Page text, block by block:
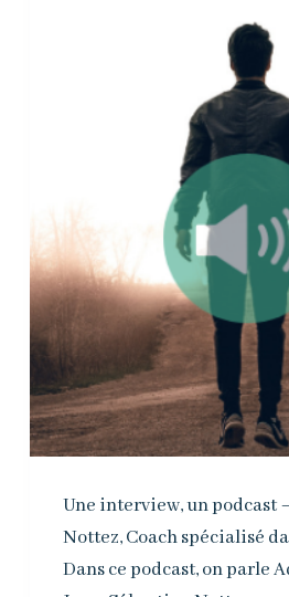
Une interview, un podcast
Nottez, Coach spécialisé
Dans ce podcast, on parle